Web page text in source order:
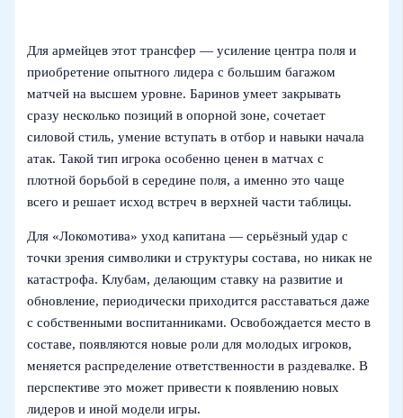
Для армейцев этот трансфер — усиление центра поля и
приобретение опытного лидера с большим багажом
матчей на высшем уровне. Баринов умеет закрывать
сразу несколько позиций в опорной зоне, сочетает
силовой стиль, умение вступать в отбор и навыки начала
атак. Такой тип игрока особенно ценен в матчах с
плотной борьбой в середине поля, а именно это чаще
всего и решает исход встреч в верхней части таблицы.
Для «Локомотива» уход капитана — серьёзный удар с
точки зрения символики и структуры состава, но никак не
катастрофа. Клубам, делающим ставку на развитие и
обновление, периодически приходится расставаться даже
с собственными воспитанниками. Освобождается место в
составе, появляются новые роли для молодых игроков,
меняется распределение ответственности в раздевалке. В
перспективе это может привести к появлению новых
лидеров и иной модели игры.